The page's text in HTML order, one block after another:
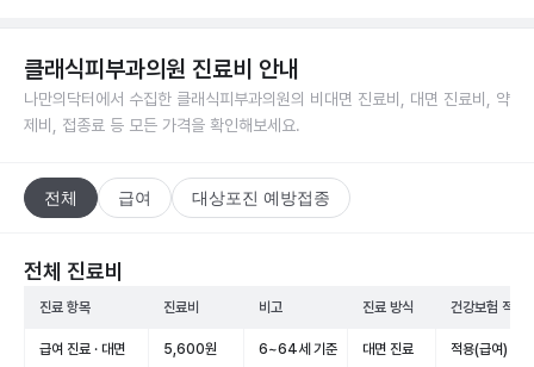
클래식피부과의원 진료비 안내
나만의닥터에서 수집한 클래식피부과의원의 비대면 진료비, 대면 진료비, 약
제비, 접종료 등 모든 가격을 확인해보세요.
전체 급여 대상포진 예방접종
전체 진료비
진료 항목 진료비 비고 진료 방식 건강보험 적용
급여 진료 · 대면 5,600원 6~64세 기준 대면 진료 적용(급여)